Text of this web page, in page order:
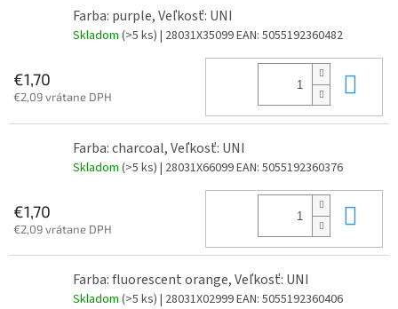
Farba: purple, Veľkosť: UNI
Skladom (>5 ks) | 28031X35099EAN: 5055192360482
€1,70
€2,09 vrátane DPH
Farba: charcoal, Veľkosť: UNI
Skladom (>5 ks) | 28031X66099EAN: 5055192360376
€1,70
€2,09 vrátane DPH
Farba: fluorescent orange, Veľkosť: UNI
Skladom (>5 ks) | 28031X02999EAN: 5055192360406